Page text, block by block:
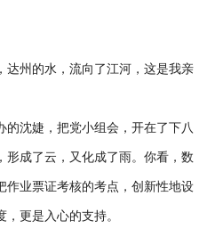
达州的水，流向了江河，这是我亲
的沈婕，把党小组会，开在了下八
形成了云，又化成了雨。你看，数
作业票证考核的考点，创新性地设
更是入心的支持。